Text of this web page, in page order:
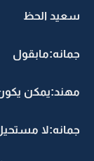
سعيد الحظ
جمانه:مابقول
مهند:يمكن
جمانه:لا